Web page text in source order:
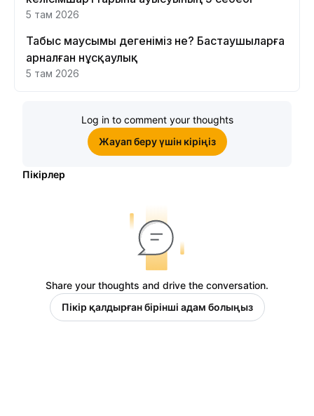
5 там 2026
Табыс маусымы дегеніміз не? Бастаушыларға
арналған нұсқаулық
5 там 2026
Log in to comment your thoughts
Жауап беру үшін кіріңіз
Пікірлер
Share your thoughts and drive the conversation.
Пікір қалдырған бірінші адам болыңыз